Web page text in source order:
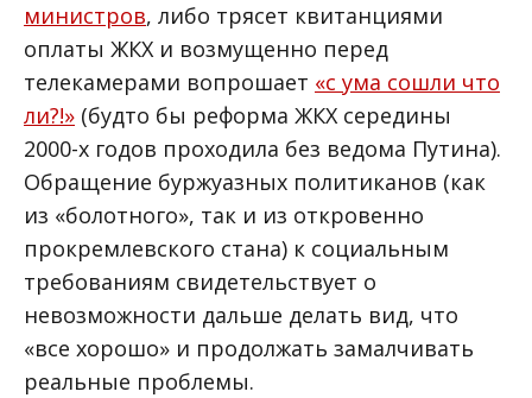
министров, либо трясет квитанциями
оплаты ЖКХ и возмущенно перед
телекамерами вопрошает «с ума сошли что
ли?!» (будто бы реформа ЖКХ середины
2000-х годов проходила без ведома Путина).
Обращение буржуазных политиканов (как
из «болотного», так и из откровенно
прокремлевского стана) к социальным
требованиям свидетельствует о
невозможности дальше делать вид, что
«все хорошо» и продолжать замалчивать
реальные проблемы.